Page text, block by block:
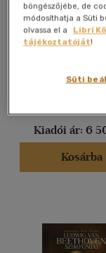
Vélemény
Weiner Leó és
Berlász
Kiadói ár: 6
Kosárba
böngészőjébe, de
módosíthatja a Süti
olvassa el a
Libri
tájékoztatóját!
Süti